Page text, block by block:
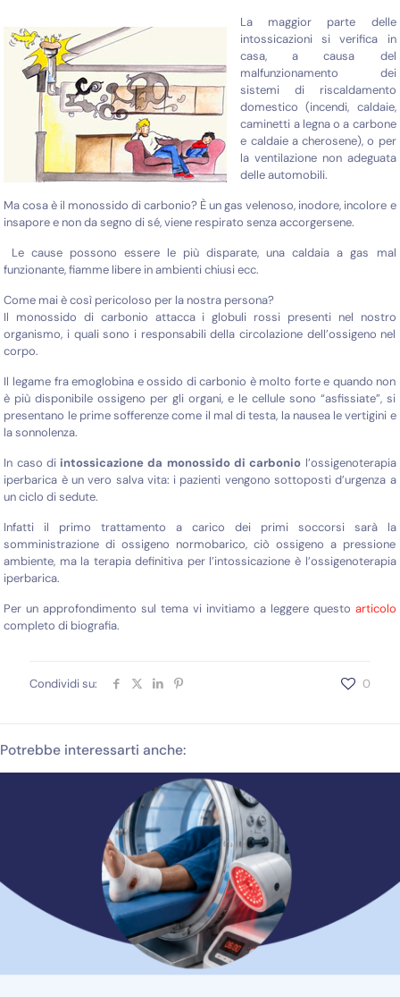
La maggior parte delle
intossicazioni si verifica in
casa, a causa del
malfunzionamento dei
sistemi di riscaldamento
domestico (incendi, caldaie,
caminetti a legna o a carbone
e caldaie a cherosene), o per
la ventilazione non adeguata
delle automobili.
Ma cosa è il monossido di carbonio? È un gas velenoso, inodore, incolore e
insapore e non da segno di sé, viene respirato senza accorgersene.
Le cause possono essere le più disparate, una caldaia a gas mal
funzionante, fiamme libere in ambienti chiusi ecc.
Come mai è così pericoloso per la nostra persona?
Il monossido di carbonio attacca i globuli rossi presenti nel nostro
organismo, i quali sono i responsabili della circolazione dell’ossigeno nel
corpo.
Il legame fra emoglobina e ossido di carbonio è molto forte e quando non
è più disponibile ossigeno per gli organi, e le cellule sono “asfissiate”, si
presentano le prime sofferenze come il mal di testa, la nausea le vertigini e
la sonnolenza.
In caso diintossicazione da monossido di carbonio l’ossigenoterapia
iperbarica è un vero salva vita: i pazienti vengono sottoposti d’urgenza a
un ciclo di sedute.
Infatti il primo trattamento a carico dei primi soccorsi sarà la
somministrazione di ossigeno normobarico, ciò ossigeno a pressione
ambiente, ma la terapia definitiva per l’intossicazione è l’ossigenoterapia
iperbarica.
Per un approfondimento sul tema vi invitiamo a leggere questo articolo
completo di biografia.
Condividi su: 0
Potrebbe interessarti anche: